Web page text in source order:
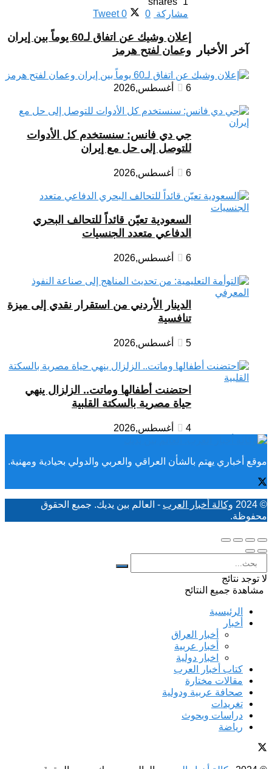
مشاركة 0
Tweet 0
آخر الأخبار
إعلان وشيك عن اتفاق لـ60 يوماً بين إيران
وعمان لفتح هرمز
6 أغسطس,2026
جي دي فانس: سنستخدم كل الأدوات
للتوصل إلى حل مع إيران
6 أغسطس,2026
السعودية تعيّن قائداً للتحالف البحري
الدفاعي متعدد الجنسيات
6 أغسطس,2026
الدينار الأردني من استقرار نقدي إلى ميزة
تنافسية
5 أغسطس,2026
احتضنت أطفالها وماتت.. الزلزال ينهي
حياة مصرية بالسكتة القلبية
4 أغسطس,2026
موقع أخباري يهتم بالشأن العراقي والعربي والدولي بحيادية ومهنية.
© 2024 وكالة أخبار العرب - العالم بين يديك. جميع الحقوق
محفوظة.
لا توجد نتائج
مشاهدة جميع النتائح
الرئيسية
أخبار
أخبار العراق
أخبار عربية
اخبار دولية
كتاب أخبار العرب
مقالات مختارة
صحافة عربية ودولية
تغريدات
دراسات وبحوث
رياضة